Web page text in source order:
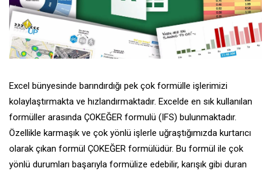
Excel bünyesinde barındırdığı pek çok formülle işlerimizi
kolaylaştırmakta ve hızlandırmaktadır. Excelde en sık kullanılan
formüller arasında ÇOKEĞER formulü (IFS) bulunmaktadır.
Özellikle karmaşık ve çok yönlü işlerle uğraştığımızda kurtarıcı
olarak çıkan formül ÇOKEĞER formülüdür. Bu formül ile çok
yönlü durumları başarıyla formülize edebilir, karışık gibi duran